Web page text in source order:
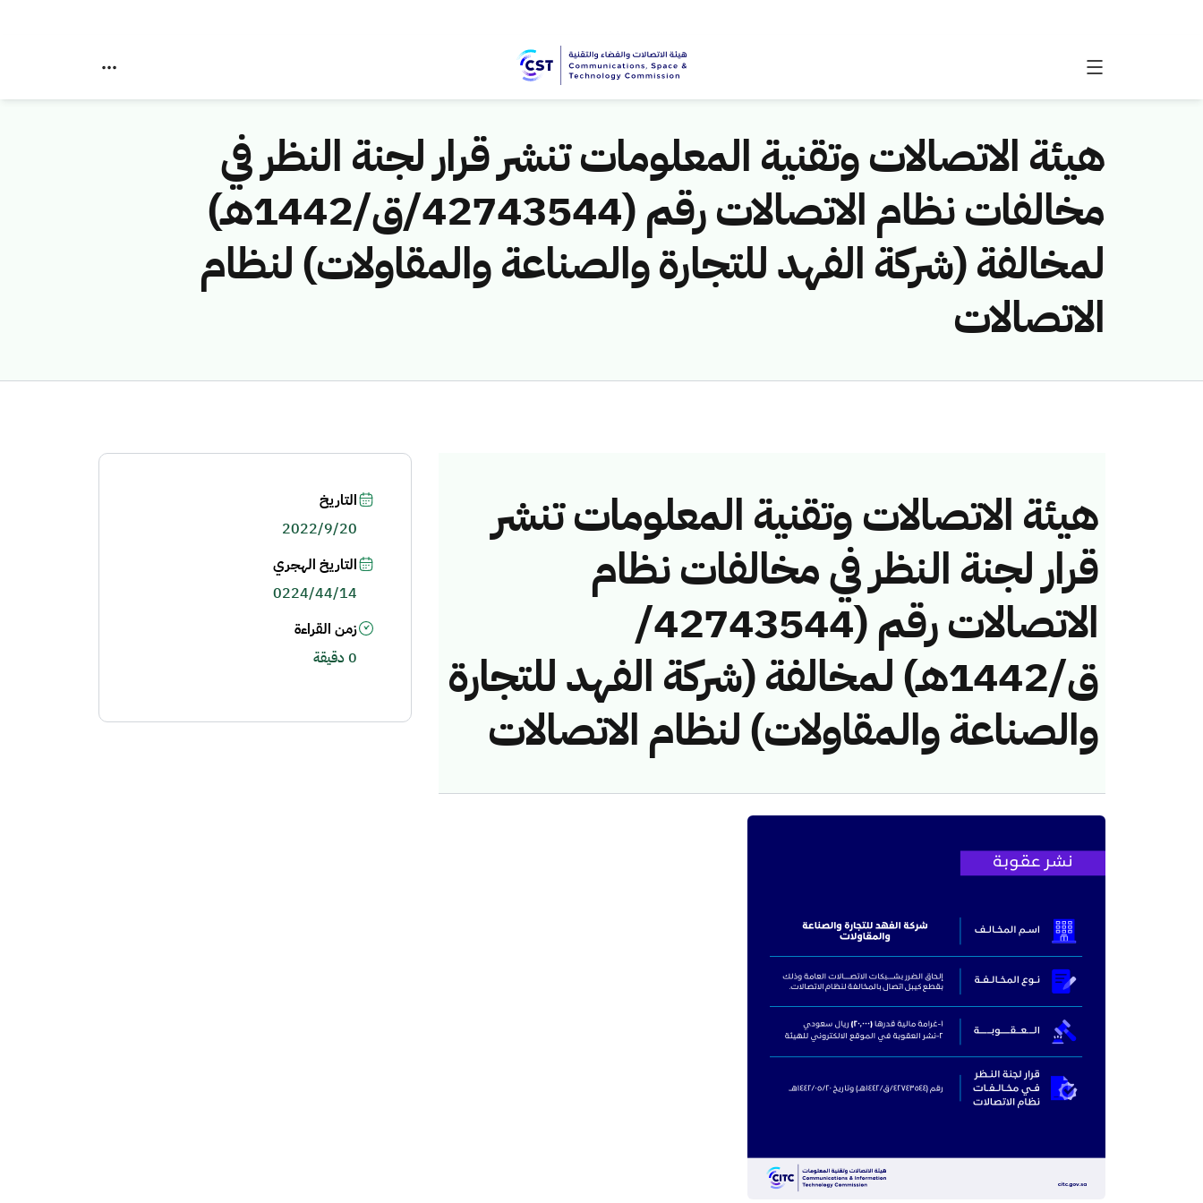
هيئة الاتصالات وتقنية المعلومات تنشر قرار لجنة النظر في
مخالفات نظام الاتصالات رقم (42743544/ق/1442هـ)
لمخالفة (شركة الفهد للتجارة والصناعة والمقاولات) لنظام
الاتصالات
هيئة الاتصالات وتقنية المعلومات تنشر
قرار لجنة النظر في مخالفات نظام
الاتصالات رقم (42743544/
ق/1442هـ) لمخالفة (شركة الفهد للتجارة
والصناعة والمقاولات) لنظام الاتصالات
التاريخ
2022/9/20
التاريخ الهجري
0224/44/14
زمن القراءة
0 دقيقة